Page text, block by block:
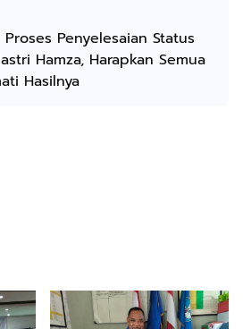
Penyelesaian Status
Hamza, Harapkan Semua
Hasilnya